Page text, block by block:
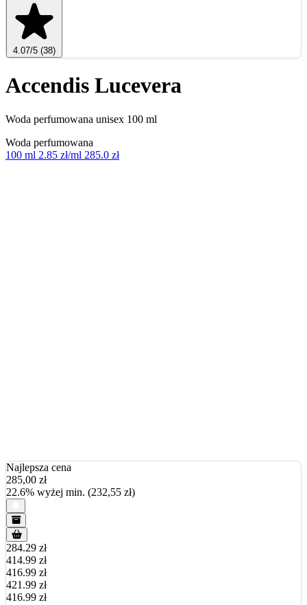
4.07/5 (38)
Accendis Lucevera
Woda perfumowana unisex 100 ml
Woda perfumowana
100 ml 2.85 zł/ml 285.0 zł
Najlepsza cena
285,00 zł
22.6% wyżej min. (232,55 zł)
284.29 zł
414.99 zł
416.99 zł
421.99 zł
416.99 zł